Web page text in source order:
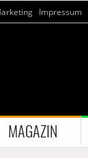
Impressum
MAGAZIN